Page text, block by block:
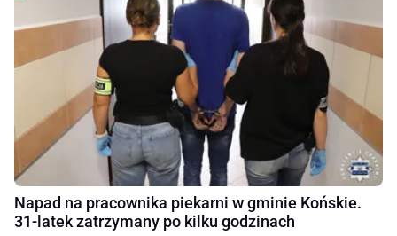
Napad na pracownika piekarni w gminie Końskie.
31-latek zatrzymany po kilku godzinach